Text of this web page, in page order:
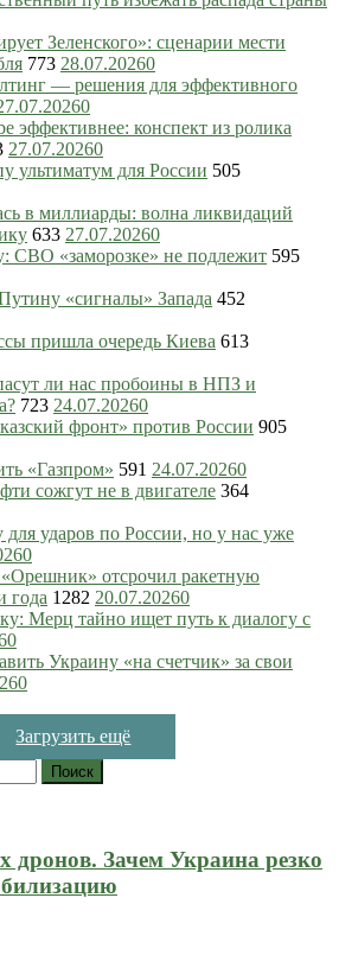
Зеленского»: сценарии мести
773 28.07.20260
— решения для эффективного
0
эффективнее: конспект из ролика
27.07.20260
ультиматум для России 505
в миллиарды: волна ликвидаций
633 27.07.20260
СВО «заморозке» не подлежит 595
«сигналы» Запада 452
пришла очередь Киева 613
ли нас пробоины в НПЗ и
723 24.07.20260
фронт» против России 905
«Газпром» 591 24.07.20260
сожгут не в двигателе 364
для ударов по России, но у нас уже
0
«Орешник» отсрочил ракетную
года 1282 20.07.20260
Мерц тайно ищет путь к диалогу с
0
Украину «на счетчик» за свои
0
Загрузить ещё
Зачем Украина резко